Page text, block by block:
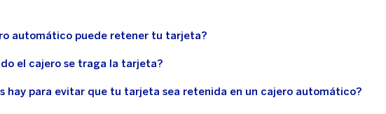
automático puede retener tu tarjeta?
el cajero se traga la tarjeta?
hay para evitar que tu tarjeta sea retenida en un cajero automático?